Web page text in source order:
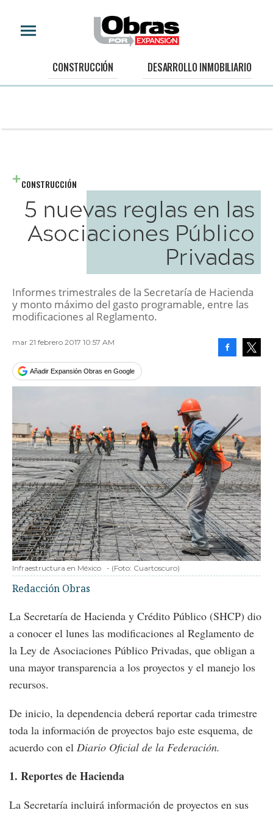
CONSTRUCCIÓN DESARROLLO INMOBILIARIO
CONSTRUCCIÓN
5 nuevas reglas en las
Asociaciones Público
Privadas
Informes trimestrales de la Secretaría de Hacienda
y monto máximo del gasto programable, entre las
modificaciones al Reglamento.
mar 21 febrero 2017 10:57 AM
Añadir Expansión Obras en Google
Infraestructura en México - (Foto: Cuartoscuro)
Redacción Obras
La Secretaría de Hacienda y Crédito Público (SHCP) dio
a conocer el lunes las modificaciones al Reglamento de
la Ley de Asociaciones Público Privadas, que obligan a
una mayor transparencia a los proyectos y el manejo los
recursos.
De inicio, la dependencia deberá reportar cada trimestre
toda la información de proyectos bajo este esquema, de
acuerdo con el Diario Oficial de la Federación.
1. Reportes de Hacienda
La Secretaría incluirá información de proyectos en sus